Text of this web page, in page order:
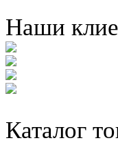
Наши
Каталог